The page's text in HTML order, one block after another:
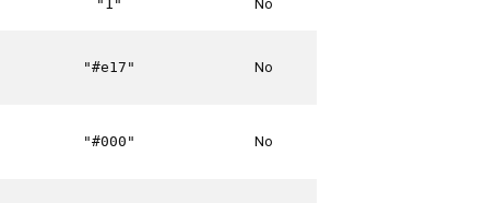
"1" No
"#e17" No
"#000" No